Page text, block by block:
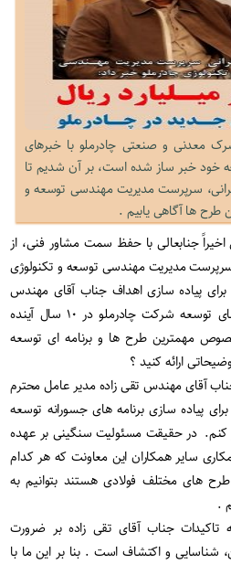
معدنی و صنعتی چادرملو با خبرهای
خود خبر ساز شده است، بر آن شدیم تا
سرپرست مدیریت مهندسی توسعه و
طرح ها آگاهی یابیم .
اخیراً جنابعالی با حفظ سمت مشاور فنی، از
مدیریت مهندسی توسعه و تکنولوژی
پیاده سازی اهداف جناب آقای مهندس
تقی زاده در راستای تحقق دورنمای توسعه شرکت چادرملو در ۱۰ سال آینده
مهمترین طرح ها و برنامه ای توسعه
ارائه کنید ؟
آقای مهندس تقی زاده مدیر عامل محترم
پیاده سازی برنامه های جسورانه توسعه
کنم. در حقیقت مسئولیت سنگینی بر عهده
سایر همکاران این معاونت که هر کدام
های مختلف فولادی هستند بتوانیم به
.
تاکیدات جناب آقای تقی زاده بر ضرورت
و اکتشاف است . بنا بر این ما با